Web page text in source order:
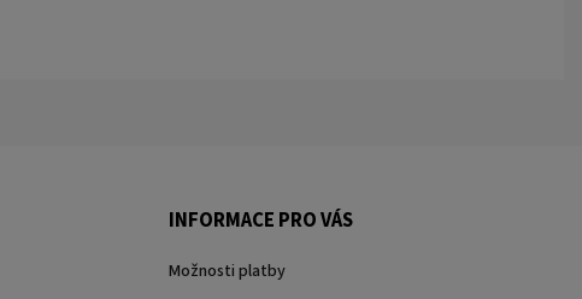
INFORMACE PRO VÁS
Možnosti platby